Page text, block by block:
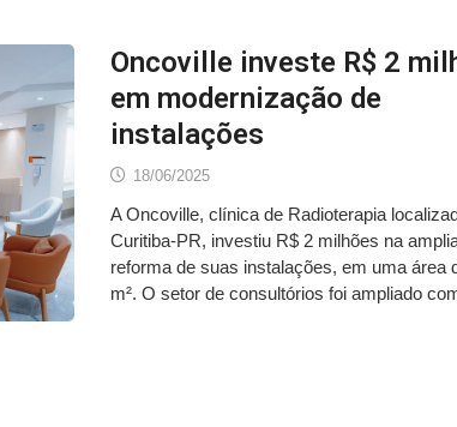
Oncoville investe R$ 2
em modernização de
instalações
18/06/2025
A Oncoville, clínica de Radioterapia
Curitiba-PR, investiu R$ 2 milhões na
reforma de suas instalações, em uma área
m². O setor de consultórios foi ampliado